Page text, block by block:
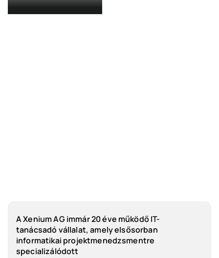
A Xenium AG immár 20 éve működő IT-
tanácsadó vállalat, amely elsősorban
informatikai projektmenedzsmentre
specializálódott